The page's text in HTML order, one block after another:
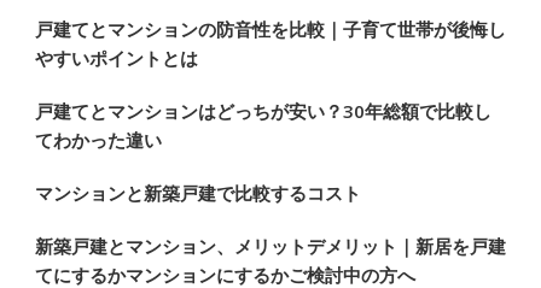
か
?
戸建てとマンションの防音性を比較｜子育て世帯が後悔し
やすいポイントとは
戸建てとマンションはどっちが安い？30年総額で比較し
てわかった違い
マンションと新築戸建で比較するコスト
新築戸建とマンション、メリットデメリット｜新居を戸建
てにするかマンションにするかご検討中の方へ